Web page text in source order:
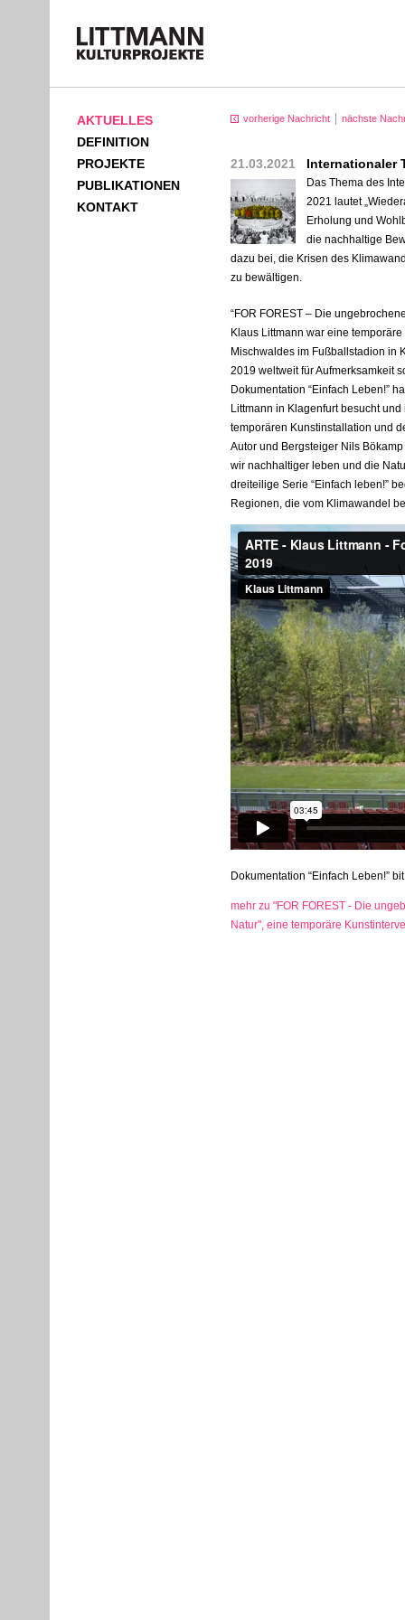
AKTUELLES
DEFINITION
PROJEKTE
PUBLIKATIONEN
KONTAKT
vorherige Nachricht nächste
21.03.2021 Internationaler
Das Thema des
2021 lautet
Erholung und
die nachhaltige
dazu bei, die Krisen des
zu bewältigen.
“FOR FOREST – Die
Klaus Littmann war eine
Mischwaldes im Fußballstadion in
2019 weltweit für Aufmerksamkeit
Dokumentation “Einfach Leben!”
Littmann in Klagenfurt besucht
temporären Kunstinstallation und
Autor und Bergsteiger Nils
wir nachhaltiger leben und die
dreiteilige Serie “Einfach leben!”
Regionen, die vom Klimawandel
Dokumentation “Einfach Leben!”
mehr zu "FOR FOREST - Die
Natur", eine temporäre